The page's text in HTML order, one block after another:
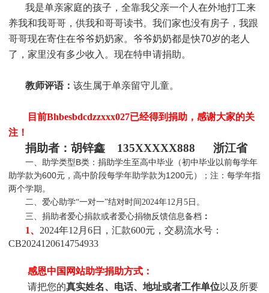
我是单亲家庭的孩子，全靠我父亲一个人在外地打工来
养我和我哥哥，供我和哥哥读书。我们家也没有房子，我跟
哥哥现在寄住在爷爷奶奶家。爷爷奶奶都是快70岁的老人
了，家里没有多少收入。现在特申请捐助。
教师评语： 该生属于单亲留守儿童。
目前Bhbesbdcdzzxxx027已经得到捐助，感谢大家的关
注！
捐助者：胡锌鑫 135XXXXX888 浙江省
一、助学类型B类：捐助学生至高中毕业（初中毕业以前每学年
助学款为600元，高中阶段每学年助学款为1200元）；注：每学年指
两个学期。
二、爱心助学“一对一”结对时间2024年12月5日。
三、捐助者爱心捐款或者爱心捐物反馈信息备档 ：
1、 2024年12月6日，汇款600元，交易流水号：
CB2024120614754933
感恩中国网站助学捐助方式：
请把您的真实姓名、电话、地址或者工作单位以及所要